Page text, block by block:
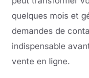
quelques mois et
demandes de
indispensable
vente en ligne.